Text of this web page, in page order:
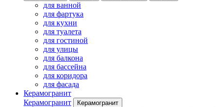
для ванной
для фартука
для кухни
для туалета
для гостиной
для улицы
для балкона
для бассейна
для коридора
для фасада
Керамогранит
Керамогранит
Керамогранит